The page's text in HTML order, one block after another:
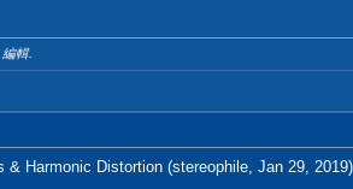
輯.
& Harmonic Distortion (stereophile, Jan 29, 2019)